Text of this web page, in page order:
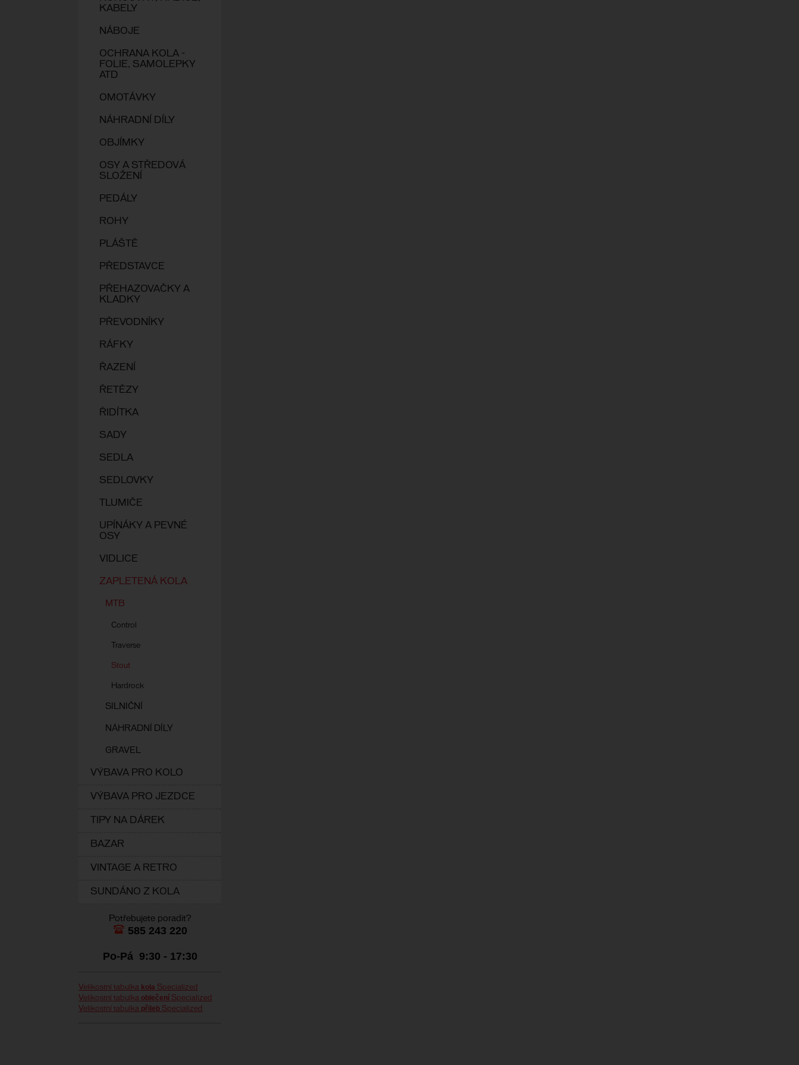
KABELY
NÁBOJE
OCHRANA KOLA -
FOLIE, SAMOLEPKY
ATD
OMOTÁVKY
NÁHRADNÍ DÍLY
OBJÍMKY
OSY A STŘEDOVÁ
SLOŽENÍ
PEDÁLY
ROHY
PLÁŠTĚ
PŘEDSTAVCE
PŘEHAZOVAČKY A
KLADKY
PŘEVODNÍKY
RÁFKY
ŘAZENÍ
ŘETĚZY
ŘIDÍTKA
SADY
SEDLA
SEDLOVKY
TLUMIČE
UPÍNÁKY A PEVNÉ
OSY
VIDLICE
ZAPLETENÁ KOLA
MTB
Control
Traverse
Stout
Hardrock
SILNIČNÍ
NÁHRADNÍ DÍLY
GRAVEL
VÝBAVA PRO KOLO
VÝBAVA PRO JEZDCE
TIPY NA DÁREK
BAZAR
VINTAGE A RETRO
SUNDÁNO Z KOLA
Potřebujete poradit?
585 243 220
Po-Pá 9:30 - 17:30
Velikostní tabulka kola Specialized
Velikostní tabulka oblečení Specialized
Velikostní tabulka přileb Specialized